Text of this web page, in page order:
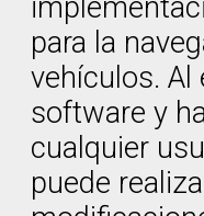
para la
vehículos. Al
software y
cualquier
puede